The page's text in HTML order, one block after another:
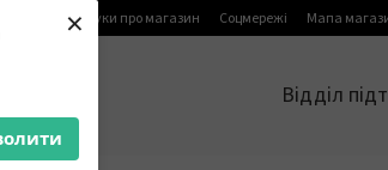
×
Відгуки про магазин Соцмережі Мапа
Відділ